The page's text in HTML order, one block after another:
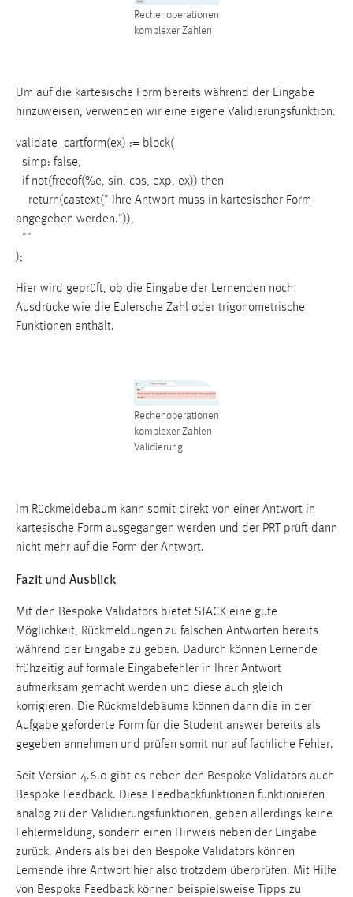
Rechenoperationen
komplexer Zahlen
Um auf die kartesische Form bereits während der Eingabe
hinzuweisen, verwenden wir eine eigene Validierungsfunktion.
validate_cartform(ex) := block(
simp: false,
if not(freeof(%e, sin, cos, exp, ex)) then
return(castext(" Ihre Antwort muss in kartesischer Form
angegeben werden.")),
""
);
Hier wird geprüft, ob die Eingabe der Lernenden noch
Ausdrücke wie die Eulersche Zahl oder trigonometrische
Funktionen enthält.
Rechenoperationen
komplexer Zahlen
Validierung
Im Rückmeldebaum kann somit direkt von einer Antwort in
kartesische Form ausgegangen werden und der PRT prüft dann
nicht mehr auf die Form der Antwort.
Fazit und Ausblick
Mit den Bespoke Validators bietet STACK eine gute
Möglichkeit, Rückmeldungen zu falschen Antworten bereits
während der Eingabe zu geben. Dadurch können Lernende
frühzeitig auf formale Eingabefehler in Ihrer Antwort
aufmerksam gemacht werden und diese auch gleich
korrigieren. Die Rückmeldebäume können dann die in der
Aufgabe geforderte Form für die Student answer bereits als
gegeben annehmen und prüfen somit nur auf fachliche Fehler.
Seit Version 4.6.0 gibt es neben den Bespoke Validators auch
Bespoke Feedback. Diese Feedbackfunktionen funktionieren
analog zu den Validierungsfunktionen, geben allerdings keine
Fehlermeldung, sondern einen Hinweis neben der Eingabe
zurück. Anders als bei den Bespoke Validators können
Lernende ihre Antwort hier also trotzdem überprüfen. Mit Hilfe
von Bespoke Feedback können beispielsweise Tipps zu